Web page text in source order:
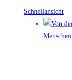
Schnellansicht